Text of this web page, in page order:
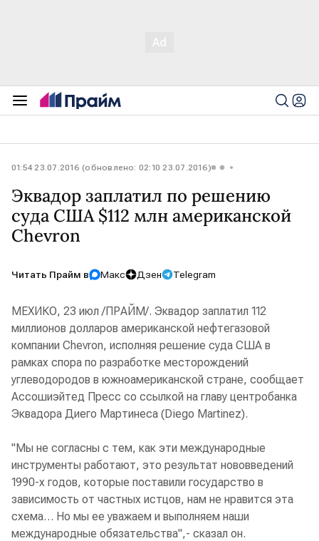
01:54 23.07.2016 (обновлено: 02:10 23.07.2016)
Эквадор заплатил по решению
суда США $112 млн американской
Chevron
Читать Прайм в Макс Дзен Telegram
МЕХИКО, 23 июл /ПРАЙМ/. Эквадор заплатил 112
миллионов долларов американской нефтегазовой
компании Chevron, исполняя решение суда США в
рамках спора по разработке месторождений
углеводородов в южноамериканской стране, сообщает
Ассошиэйтед Пресс со ссылкой на главу центробанка
Эквадора Диего Мартинеса (Diego Martinez).
"Мы не согласны с тем, как эти международные
инструменты работают, это результат нововведений
1990-х годов, которые поставили государство в
зависимость от частных истцов, нам не нравится эта
схема… Но мы ее уважаем и выполняем наши
международные обязательства",- сказал он.